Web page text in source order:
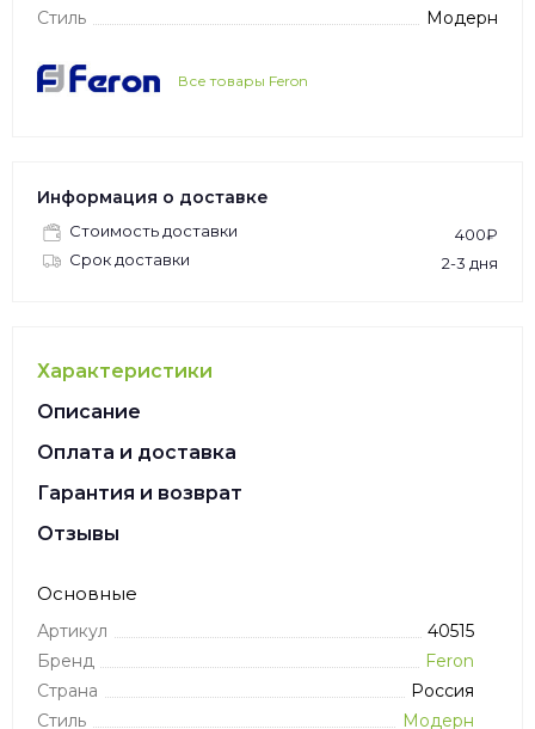
Стиль
Модерн
Все товары Feron
Информация о доставке
Стоимость доставки
400₽
Срок доставки
2-3 дня
Характеристики
Описание
Оплата и доставка
Гарантия и возврат
Отзывы
Основные
Артикул
40515
Бренд
Feron
Страна
Россия
Стиль
Модерн